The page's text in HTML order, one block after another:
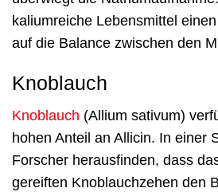
kaliumreiche Lebensmittel
auf die Balance zwischen den
Knoblauch
Knoblauch (Allium sativum)
hohen Anteil an Allicin. In einer
Forscher herausfinden, dass
gereiften Knoblauchzehen den